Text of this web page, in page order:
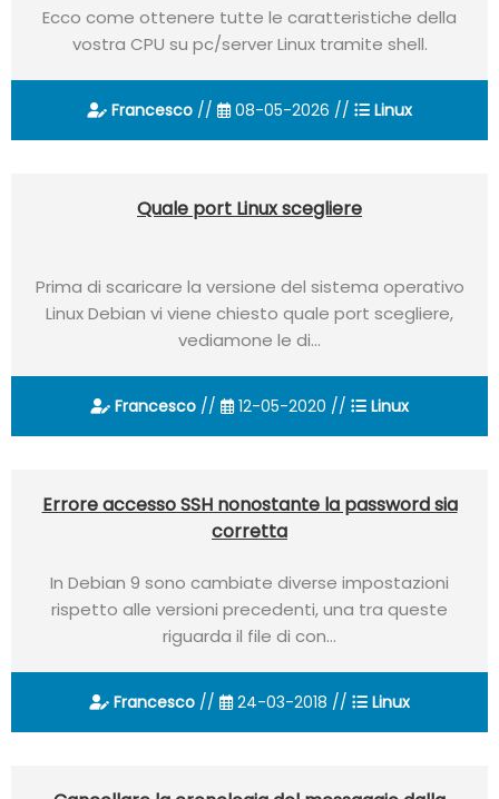
Ecco come ottenere tutte le caratteristiche della
vostra CPU su pc/server Linux tramite shell.
Francesco // 08-05-2026 // Linux
Quale port Linux scegliere
Prima di scaricare la versione del sistema operativo
Linux Debian vi viene chiesto quale port scegliere,
vediamone le di...
Francesco // 12-05-2020 // Linux
Errore accesso SSH nonostante la password sia
corretta
In Debian 9 sono cambiate diverse impostazioni
rispetto alle versioni precedenti, una tra queste
riguarda il file di con...
Francesco // 24-03-2018 // Linux